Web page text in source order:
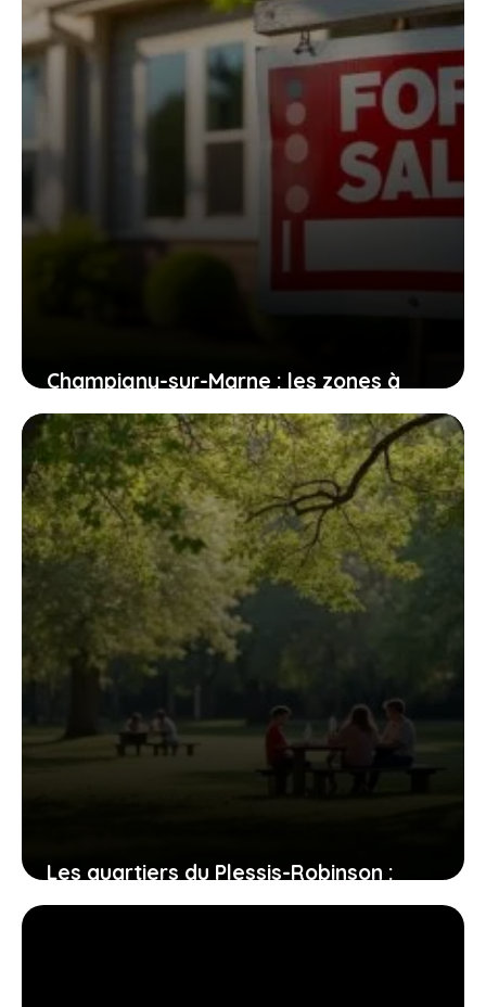
Champigny-sur-Marne : les zones à
éviter pour les futurs habitants
1 août 2026
Les quartiers du Plessis-Robinson :
entre dynamisme et quiétude, où